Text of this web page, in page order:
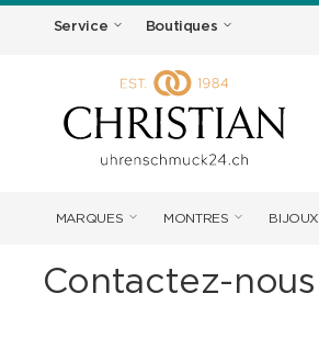
Service Boutiques
MARQUES MONTRES BIJOUX
Contactez-nous